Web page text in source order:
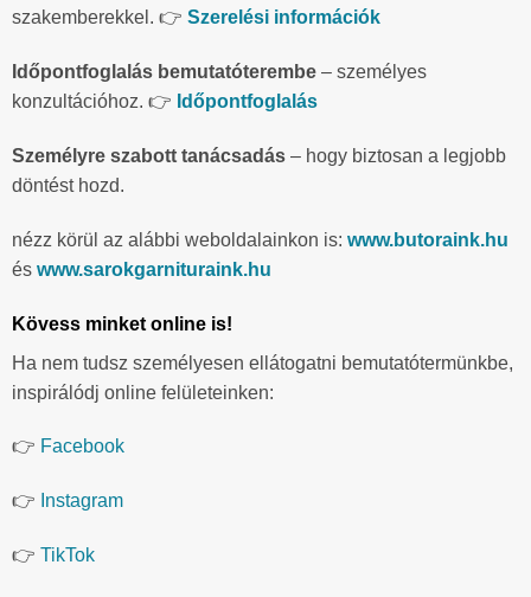
szakemberekkel. 👉 Szerelési információk
Időpontfoglalás bemutatóterembe – személyes
konzultációhoz. 👉 Időpontfoglalás
Személyre szabott tanácsadás – hogy biztosan a legjobb
döntést hozd.
nézz körül az alábbi weboldalainkon is: www.butoraink.hu
és www.sarokgarnituraink.hu
Kövess minket online is!
Ha nem tudsz személyesen ellátogatni bemutatótermünkbe,
inspirálódj online felületeinken:
👉 Facebook
👉 Instagram
👉 TikTok